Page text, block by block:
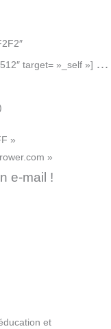
target= »_self »] …
»
»
e-mail !
et